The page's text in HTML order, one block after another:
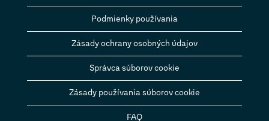
Podmienky používania
Zásady ochrany osobných údajov
Správca súborov cookie
Zásady používania súborov cookie
FAQ